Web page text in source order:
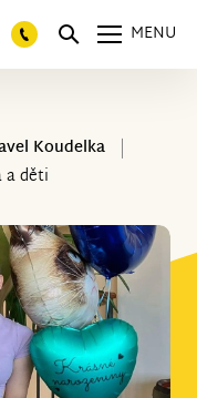
MENU
Koudelka
a děti